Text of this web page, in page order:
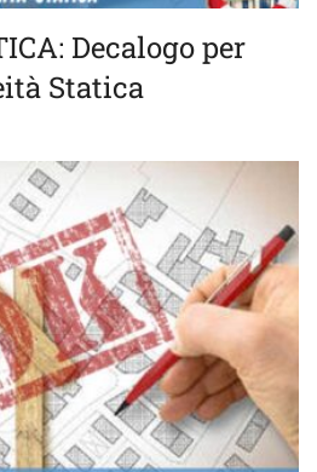
Decalogo per
Statica